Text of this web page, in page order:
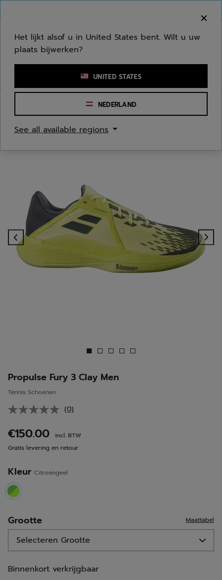
Een zoekwoord of een artikelnummer invoeren
Previous
Propulse Fury 3 Clay Men
Tennis Schoenen
Geen
paginalink.
(0)
€150.00
incl. BTW
Gratis levering en retour
Kleur Citroengeel
selected
Grootte Maattabel
Binnenkort verkrijgbaar
Het lijkt alsof u in United States bent. Wilt u uw
plaats bijwerken?
UNITED STATES
NEDERLAND
See all available regions